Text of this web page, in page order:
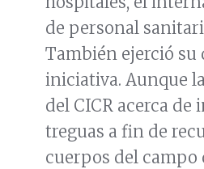
de personal
También ejerció su
iniciativa. Aunque
del CICR acerca
treguas a fin de
cuerpos del campo